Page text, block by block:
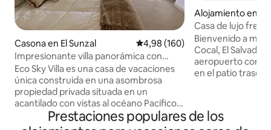
Casona en El Sunzal Calificación promedio: 4,98 de
4,98 (160)
Impresionante villa panorámica con
vistas al mar
Eco Sky Villa es una casa de vacaciones
única construida en una asombrosa
propiedad privada situada en un
acantilado con vistas al océano Pacífico.
Disfrutarás de brisas más frescas en la
cima de una colina en una amplia terraza
Alojamiento en
Department
Casa de lujo
out
Bienvenido a mi
Cocal, El
aeropuerto con
en el patio
media milla del
Prestaciones populares de los